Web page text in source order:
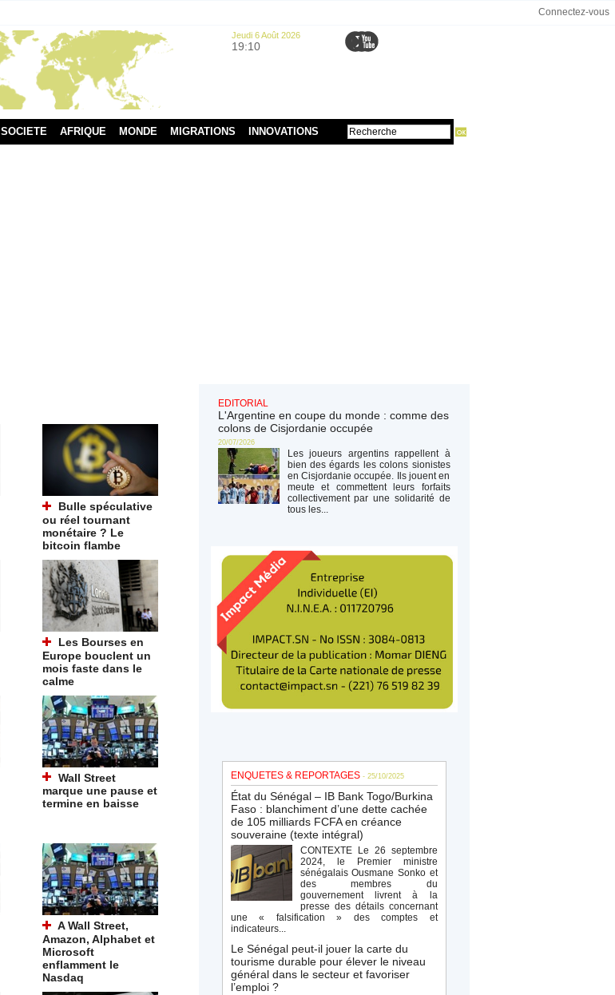
Connectez-vous
Jeudi 6 Août 2026
19:10
SOCIETE AFRIQUE MONDE MIGRATIONS INNOVATIONS
Bulle spéculative
ou réel tournant
monétaire ? Le
bitcoin flambe
Les Bourses en
Europe bouclent un
mois faste dans le
calme
Wall Street
marque une pause et
termine en baisse
A Wall Street,
Amazon, Alphabet et
Microsoft
enflamment le
Nasdaq
EDITORIAL
L'Argentine en coupe du monde : comme des
colons de Cisjordanie occupée
20/07/2026
Les joueurs argentins rappellent à
bien des égards les colons sionistes
en Cisjordanie occupée. Ils jouent en
meute et commettent leurs forfaits
collectivement par une solidarité de
tous les...
ENQUETES & REPORTAGES - 25/10/2025
État du Sénégal – IB Bank Togo/Burkina
Faso : blanchiment d’une dette cachée
de 105 milliards FCFA en créance
souveraine (texte intégral)
CONTEXTE Le 26 septembre
2024, le Premier ministre
sénégalais Ousmane Sonko et
des membres du
gouvernement livrent à la
presse des détails concernant
une « falsification » des comptes et
indicateurs...
Le Sénégal peut-il jouer la carte du
tourisme durable pour élever le niveau
général dans le secteur et favoriser
l’emploi ?